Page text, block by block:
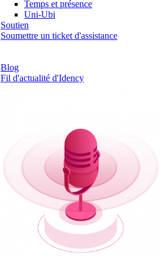
Temps et présence
Uni-Ubi
Soutien
Soumettre un ticket d'assistance
Blog
Fil d'actualité d'Idency